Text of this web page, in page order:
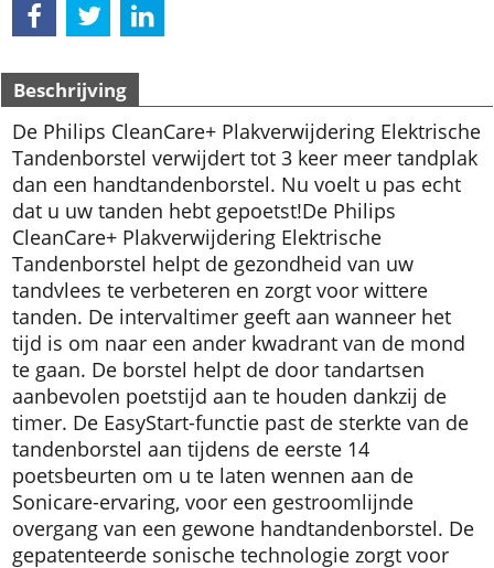
Beschrijving
De Philips CleanCare+ Plakverwijdering Elektrische
Tandenborstel verwijdert tot 3 keer meer tandplak
dan een handtandenborstel. Nu voelt u pas echt
dat u uw tanden hebt gepoetst!De Philips
CleanCare+ Plakverwijdering Elektrische
Tandenborstel helpt de gezondheid van uw
tandvlees te verbeteren en zorgt voor wittere
tanden. De intervaltimer geeft aan wanneer het
tijd is om naar een ander kwadrant van de mond
te gaan. De borstel helpt de door tandartsen
aanbevolen poetstijd aan te houden dankzij de
timer. De EasyStart-functie past de sterkte van de
tandenborstel aan tijdens de eerste 14
poetsbeurten om u te laten wennen aan de
Sonicare-ervaring, voor een gestroomlijnde
overgang van een gewone handtandenborstel. De
gepatenteerde sonische technologie zorgt voor